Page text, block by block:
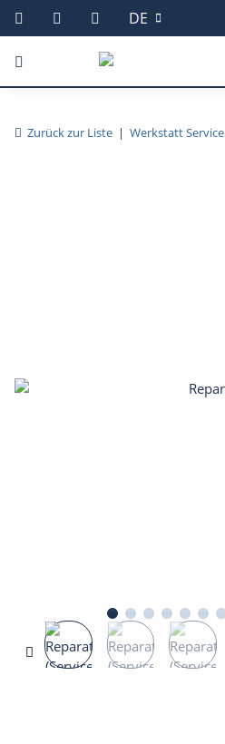
DE
Zurück zur Liste Werkstatt Service